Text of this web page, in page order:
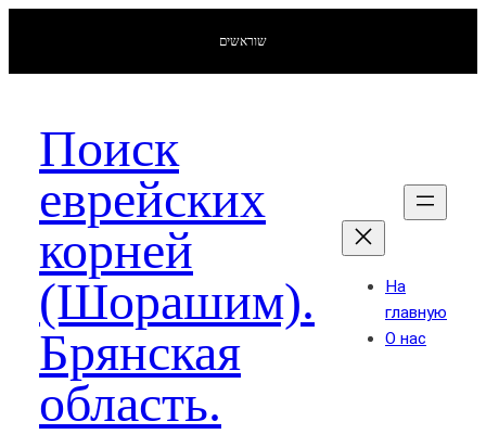
שוראשים
Поиск
еврейских
корней
(Шорашим).
Брянская
область.
На
главную
О нас